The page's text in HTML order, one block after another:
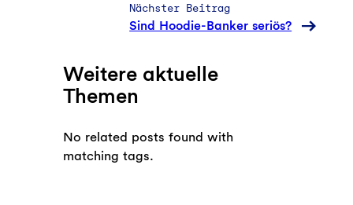
Nächster Beitrag
Sind Hoodie-Banker seriös?
Weitere aktuelle
Themen
No related posts found with
matching tags.